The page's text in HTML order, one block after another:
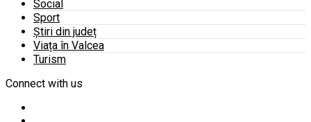
Social
Sport
Știri din județ
Viața în Valcea
Turism
Connect with us